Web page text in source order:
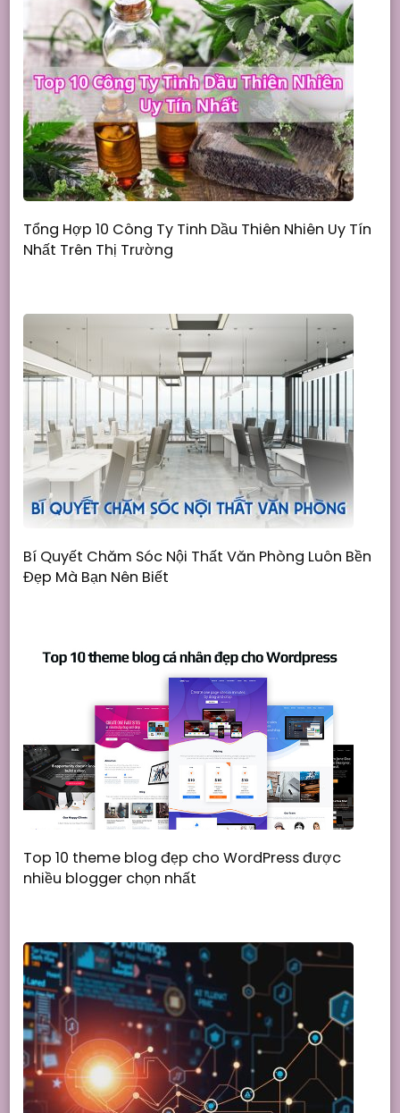
Tổng Hợp 10 Công Ty Tinh Dầu Thiên Nhiên Uy Tín
Nhất Trên Thị Trường
Bí Quyết Chăm Sóc Nội Thất Văn Phòng Luôn Bền
Đẹp Mà Bạn Nên Biết
Top 10 theme blog đẹp cho WordPress được
nhiều blogger chọn nhất